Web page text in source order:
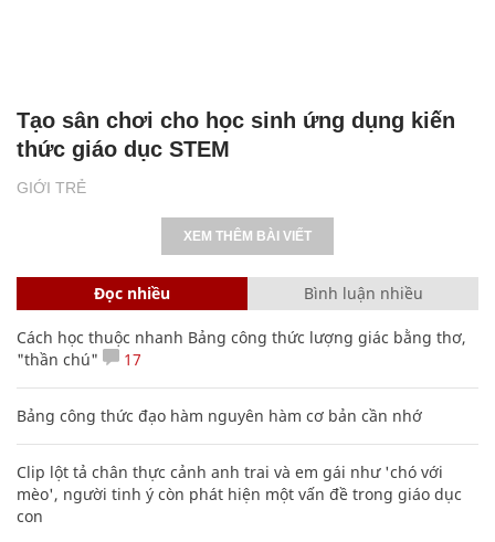
GIỚI TRẺ
Tạo sân chơi cho học sinh ứng dụng kiến
thức giáo dục STEM
XEM THÊM BÀI VIẾT
Đọc nhiều Bình luận nhiều
Cách học thuộc nhanh Bảng công thức lượng giác bằng thơ,
"thần chú"
17
Bảng công thức đạo hàm nguyên hàm cơ bản cần nhớ
Clip lột tả chân thực cảnh anh trai và em gái như 'chó với
mèo', người tinh ý còn phát hiện một vấn đề trong giáo dục
con